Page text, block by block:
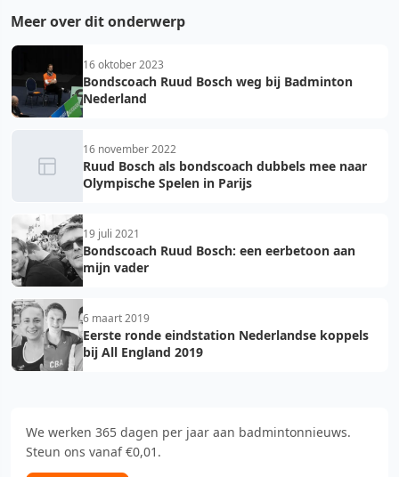
Meer over dit onderwerp
16 oktober 2023
Bondscoach Ruud Bosch weg bij Badminton
Nederland
16 november 2022
Ruud Bosch als bondscoach dubbels mee naar
Olympische Spelen in Parijs
19 juli 2021
Bondscoach Ruud Bosch: een eerbetoon aan
mijn vader
6 maart 2019
Eerste ronde eindstation Nederlandse koppels
bij All England 2019
We werken 365 dagen per jaar aan badmintonnieuws.
Steun ons vanaf €0,01.